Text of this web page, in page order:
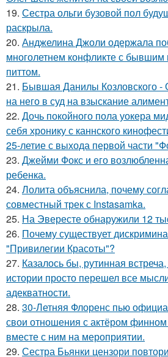
19. Сестра ольги бузовой пол
раскрыла.
20. Анджелина Джоли одержала
многолетнем конфликте с
питтом.
21. Бывшая Данилы Козловского -
на него в суд на взыскание
22. Дочь покойного пола уокера
себя хронику с каннского
25-летие с выхода первой части
23. Джейми Фокс и его
ребенка.
24. Лолита объяснила, почему
совместный трек с Instasamka.
25. На Эвересте обнаружили 12
26. Почему существует
"Привилегии Красоты"?
27. Казалось бы, рутинная
истории просто перешел все
адекватности.
28. 30-Летняя Флоренс пью
свои отношения с актёром
вместе с ним на мероприятии.
29. Сестра Бьянки цензори